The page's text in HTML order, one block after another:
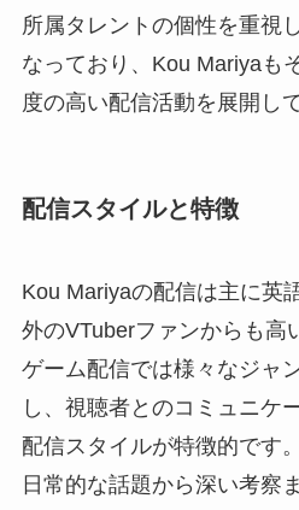
所属タレントの個性を重視
なっており、Kou Mariyaも
度の高い配信活動を展開し
配信スタイルと特徴
Kou Mariyaの配信は主に英
外のVTuberファンからも高
ゲーム配信では様々なジャ
し、視聴者とのコミュニケ
配信スタイルが特徴的です
日常的な話題から深い考察